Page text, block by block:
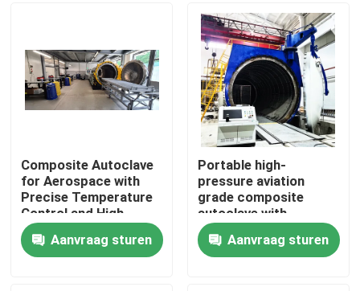
Thuis
Composite Autoclave
for Aerospace with
Precise Temperature
Control and High-
Pressure Vessel for
Consistent Curing
Aanvraag sturen
Portable high-
pressure aviation
grade composite
autoclave with
advanced control
systems for UAV and
aerospace
Aanvraag sturen